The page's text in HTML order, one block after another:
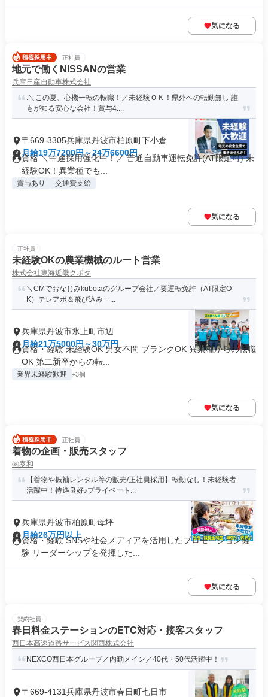
気になる
正社員
地元で働くNISSANの営業
兵庫日産自動車株式会社
.＼この夏、心機一転の転職！／未経験ＯＫ！県外への転勤無し 誰
もが知る安心な会社！賞与4....
〒669-3305兵庫県丹波市柏原町下小倉
月給19万7200円～24万6600円
資格 ＼中途採用強化中！／ 普通自動車運転免許(AT限定可) 未
経験OK！異業種でも...
賞与あり 交通費支給
気になる
正社員
未経験OKの農業機械のルート営業
株式会社東海近畿クボタ
＼CMでおなじみkubotaのグループ会社／要運転免許（AT限定O
K）テレアポ＆飛び込み一...
兵庫県丹波市氷上町市辺
月給21万5000円～30万円
資格・経験 未経験OK 男女不問 ブランクOK 異業種からの転職
OK 第二新卒からの転...
業界未経験歓迎 +3個
気になる
正社員
着物の企画・販売スタッフ
㈱泰和
【着物や振袖レンタル等の販売/正社員採用】転勤なし！未経験者
活躍中！待遇良好♪プライベート...
兵庫県丹波市柏原町母坪
月給26万円以上
資格・経験 SNSや社会メディアを活用したプロモーション経
験 リーダーシップを発揮した...
気になる
契約社員
春日料金ステーションのETC対応・接客スタッフ
西日本高速道路サービス関西株式会社
NEXCO西日本グループ／内勤メイン／40代・50代活躍中！
〒669-4131兵庫県丹波市春日町七日市